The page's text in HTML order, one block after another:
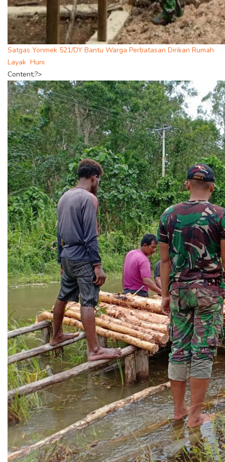
Satgas Yonmek 521/DY Bantu Warga Perbatasan Dirikan Rumah
Layak Huni
Content;?>